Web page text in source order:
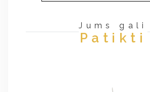
Jums gali
Patikti